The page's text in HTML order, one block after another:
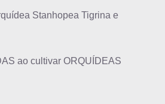
Stanhopea Tigrina e
ao cultivar ORQUÍDEAS